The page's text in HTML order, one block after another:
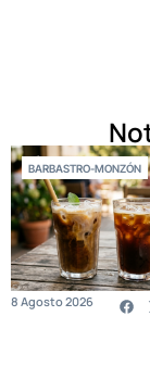
BARBASTRO-MONZÓN
8 Agosto 2026